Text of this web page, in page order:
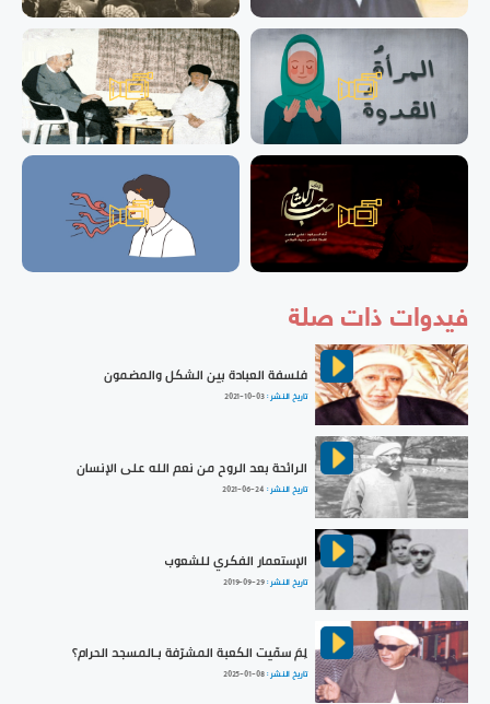
فيدوات ذات صلة
فلسفة العبادة بين الشكل والمضمون
تاريخ النشر :2021-10-03
الرائحة بعد الروح من نعم الله على الإنسان
تاريخ النشر : 2021-06-24
الإستعمار الفكري للشعوب
تاريخ النشر :2019-09-29
لِمَ سمّيت الكعبة المشرّفة بـالمسجد الحرام؟
تاريخ النشر :2025-01-08